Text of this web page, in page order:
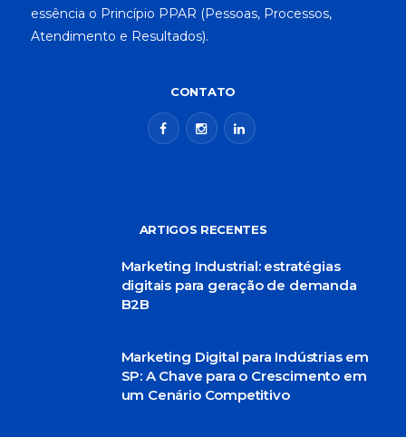
essência o Princípio PPAR (Pessoas, Processos,
Atendimento e Resultados).
CONTATO
ARTIGOS RECENTES
Marketing Industrial: estratégias
digitais para geração de demanda
B2B
Marketing Digital para Indústrias em
SP: A Chave para o Crescimento em
um Cenário Competitivo